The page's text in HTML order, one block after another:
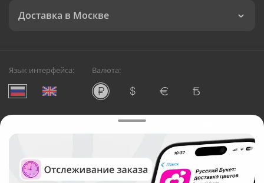
Доставка в Москве
Язык интерфейса: Валюта:
Служба круглосуточной доставки цветов в Москве
Русский Букет, 2026
Общество с ограниченной ответственностью «Технология»
ОГРН: 1195476081745, ИНН: 5410081997